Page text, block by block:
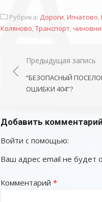
Рубрика: Дороги,Игнатово,
Коляново,Транспорт,
Навигация
по
записям
Предыдущая запись
“БЕЗОПАСНЫЙ
ОШИБКИ 404”?
Добавить комментарий
Войти с помощью:
Ваш адрес email не будет
Комментарий *